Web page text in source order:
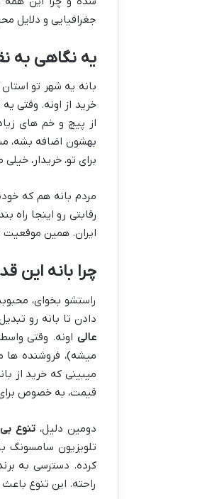
جغرافیایی و دلایل
یه نگاهی به
بانه یه شهر تو
خرید از اونه. وقتی
از پیچ و خم های
بهشون اضافه بشه،
برای تو، خریدار،
مردم بانه هم که
رقابتی رو اینجا راه
ایران. همین موقعیت
چرا بانه این
راستشو بخوای،
دادن تا بانه رو
عالی اونه. وقتی
میشه)، فروشنده ها
قیمت، به خصوص برای
دومین دلیل، تنوع
تلویزیون سامسونگ
کرده. دسترسی به
راحته. این تنوع